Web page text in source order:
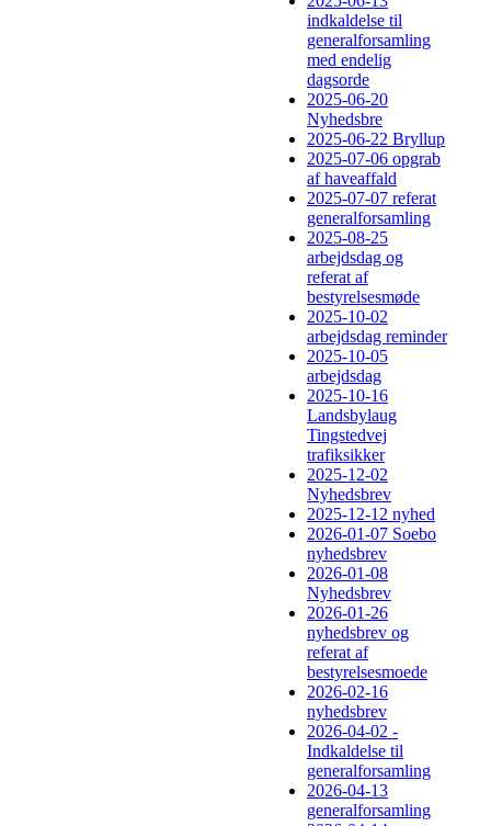
indkaldelse til
generalforsamling
med endelig
dagsorde
2025-06-20
Nyhedsbre
2025-06-22 Bryllup
2025-07-06 opgrab
af haveaffald
2025-07-07 referat
generalforsamling
2025-08-25
arbejdsdag og
referat af
bestyrelsesmøde
2025-10-02
arbejdsdag reminder
2025-10-05
arbejdsdag
2025-10-16
Landsbylaug
Tingstedvej
trafiksikker
2025-12-02
Nyhedsbrev
2025-12-12 nyhed
2026-01-07 Soebo
nyhedsbrev
2026-01-08
Nyhedsbrev
2026-01-26
nyhedsbrev og
referat af
bestyrelsesmoede
2026-02-16
nyhedsbrev
2026-04-02 -
Indkaldelse til
generalforsamling
2026-04-13
generalforsamling